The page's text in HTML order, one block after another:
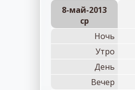
8-май-2013
ср
Ночь
Утро
День
Вечер